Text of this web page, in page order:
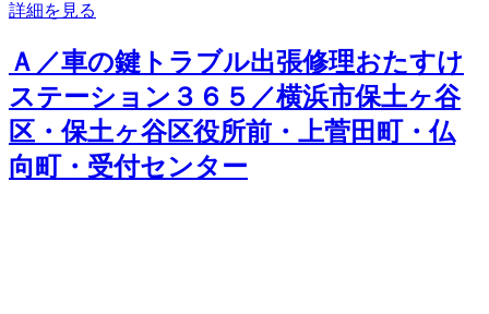
詳細を見る
Ａ／車の鍵トラブル出張修理おたすけ
ステーション３６５／横浜市保土ヶ谷
区・保土ヶ谷区役所前・上菅田町・仏
向町・受付センター